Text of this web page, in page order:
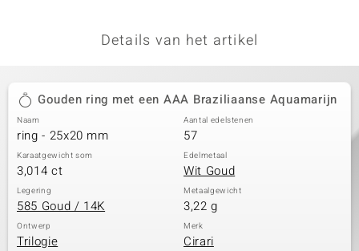
Details van het artikel
Gouden ring met een AAA Braziliaanse Aquamarijn
Naam
ring - 25x20 mm
Aantal edelstenen
57
Karaatgewicht som
3,014 ct
Edelmetaal
Wit Goud
Legering
585 Goud / 14K
Metaalgewicht
3,22 g
Ontwerp
Trilogie
Merk
Cirari